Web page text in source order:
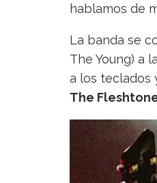
hablamos de
La banda se
The Young) a
a los teclados
The